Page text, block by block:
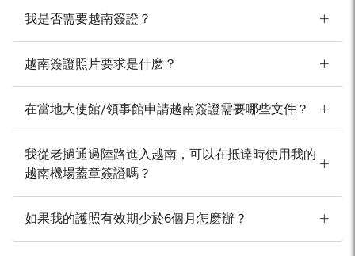
我是否需要越南簽證？
越南簽證照片要求是什麽？
在當地大使館/領事館申請越南簽證需要哪些文件？
我從老撾通過陸路進入越南，可以在抵達時使用我的
越南機場蓋章簽證嗎？
如果我的護照有效期少於6個月怎麽辦？